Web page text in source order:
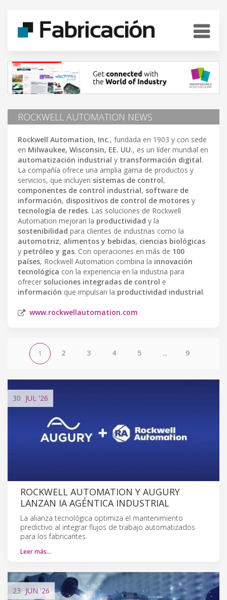
ROCKWELL AUTOMATION NEWS
Rockwell Automation, Inc., fundada en 1903 y con sede
en Milwaukee, Wisconsin, EE. UU., es un líder mundial en
automatización industrial y transformación digital.
La compañía ofrece una amplia gama de productos y
servicios, que incluyen sistemas de control,
componentes de control industrial, software de
información, dispositivos de control de motores y
tecnología de redes. Las soluciones de Rockwell
Automation mejoran la productividad y la
sostenibilidad para clientes de industrias como la
automotriz, alimentos y bebidas, ciencias biológicas
y petróleo y gas. Con operaciones en más de 100
países, Rockwell Automation combina la innovación
tecnológica con la experiencia en la industria para
ofrecer soluciones integradas de control e
información que impulsan la productividad industrial.
www.rockwellautomation.com
1 2 3 4 5 ... 9
30 JUL '26
ROCKWELL AUTOMATION Y AUGURY
LANZAN IA AGÉNTICA INDUSTRIAL
La alianza tecnológica optimiza el mantenimiento
predictivo al integrar flujos de trabajo automatizados
para los fabricantes.
Leer más…
23 JUN '26